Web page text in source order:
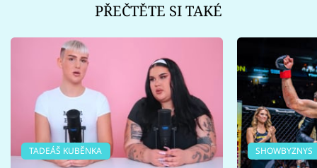
PŘEČTĚTE SI TAKÉ
TADEÁŠ KUBĚNKA SHOWBYZNYS